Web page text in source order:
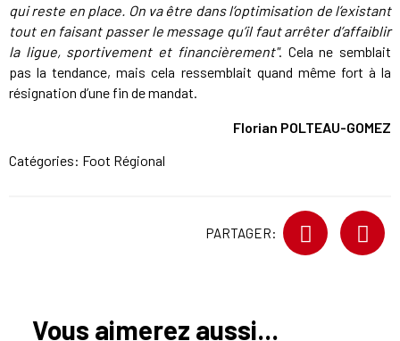
qui reste en place. On va être dans l’optimisation de l’existant
tout en faisant passer le message qu’il faut arrêter d’affaiblir
la ligue, sportivement et financièrement". Cela ne semblait
pas la tendance, mais cela ressemblait quand même fort à la
résignation d’une fin de mandat.
Florian POLTEAU-GOMEZ
Catégories: Foot Régional
PARTAGER:
Vous aimerez aussi...